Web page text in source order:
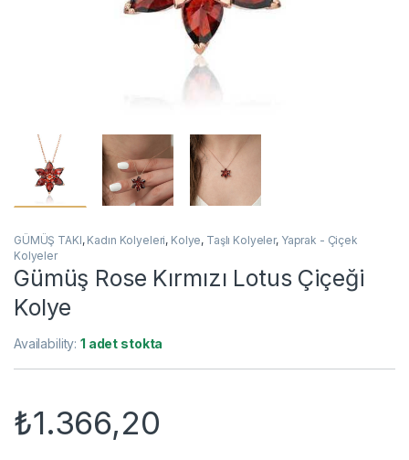
GÜMÜŞ TAKI, Kadın Kolyeleri, Kolye, Taşlı Kolyeler, Yaprak - Çiçek
Kolyeler
​​Gümüş Rose Kırmızı Lotus Çiçeği
Kolye
Availability:1 adet stokta
₺1.366,20